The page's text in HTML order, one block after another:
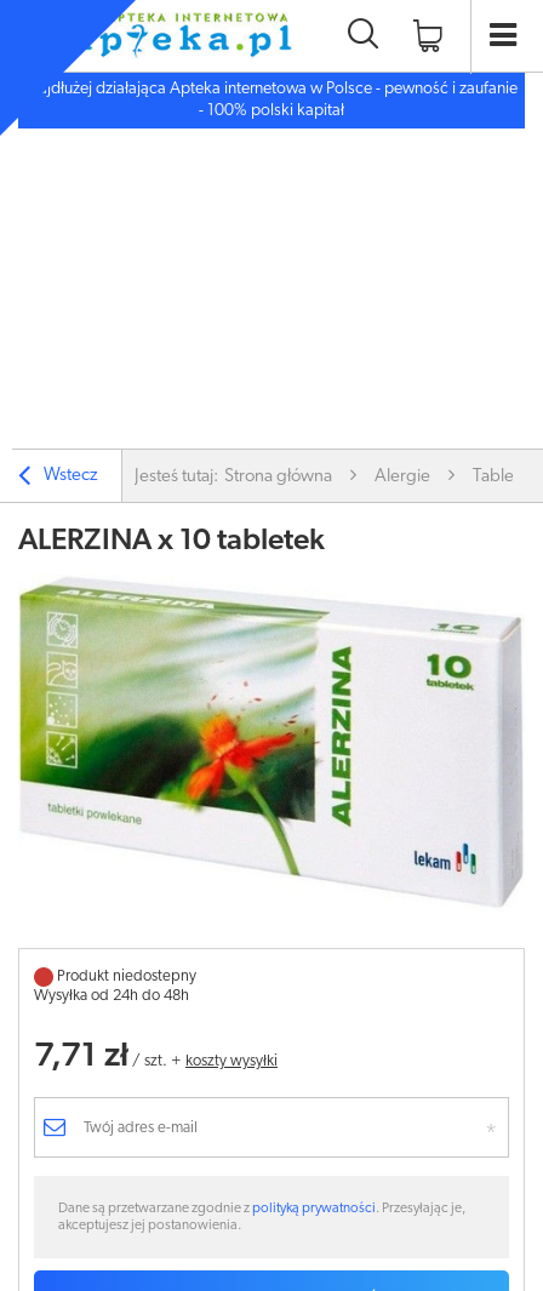
Najdłużej działająca Apteka internetowa w Polsce - pewność i zaufanie
- 100% polski kapitał
Wstecz Jesteś tutaj: Strona główna Alergie Tabletki
ALERZINA x 10 tabletek
Produkt niedostepny
Wysyłka od 24h do 48h
7,71 zł / szt. + koszty wysyłki
Dane są przetwarzane zgodnie zpolityką prywatności. Przesyłając je,
akceptujesz jej postanowienia.